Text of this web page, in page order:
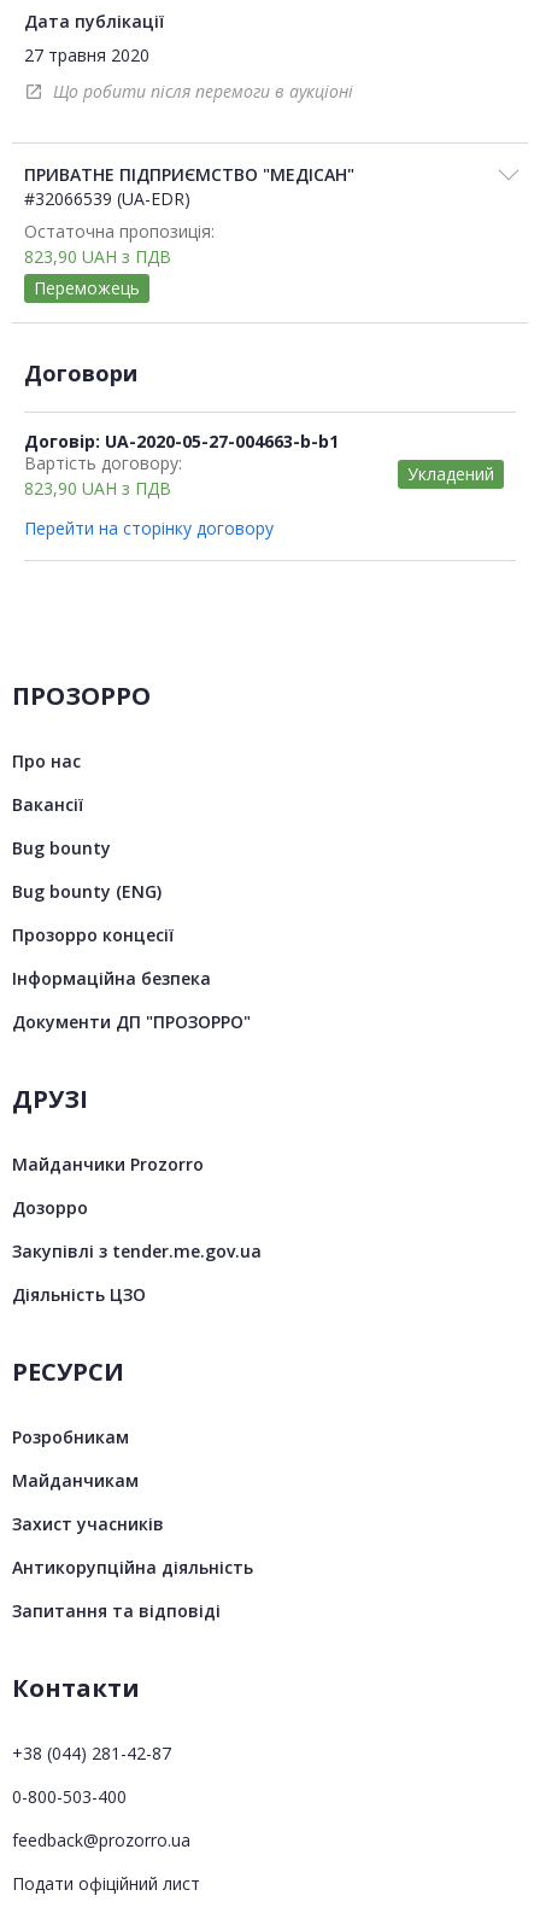
Дата публікації
27 травня 2020
open_in_new Що робити після перемоги в аукціоні
ПРИВАТНЕ ПІДПРИЄМСТВО "МЕДІСАН"
#32066539 (UA-EDR)
Остаточна пропозиція:
823,90 UAH з ПДВ
Переможець
Договори
Договір: UA-2020-05-27-004663-b-b1
Вартість договору:
823,90 UAH з ПДВ
Укладений
Перейти на сторінку договору
ПРОЗОРРО
Про нас
Вакансії
Bug bounty
Bug bounty (ENG)
Прозорро концесії
Інформаційна безпека
Документи ДП "ПРОЗОРРО"
ДРУЗІ
Майданчики Prozorro
Дозорро
Закупівлі з tender.me.gov.ua
Діяльність ЦЗО
РЕСУРСИ
Розробникам
Майданчикам
Захист учасників
Антикорупційна діяльність
Запитання та відповіді
Контакти
+38 (044) 281-42-87
0-800-503-400
feedback@prozorro.ua
Подати офіційний лист